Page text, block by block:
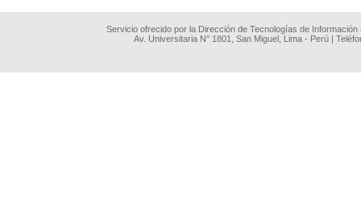
Servicio ofrecido por la Dirección de Tecnologías de
Av. Universitaria N° 1801, San Miguel, Lima - Perú |